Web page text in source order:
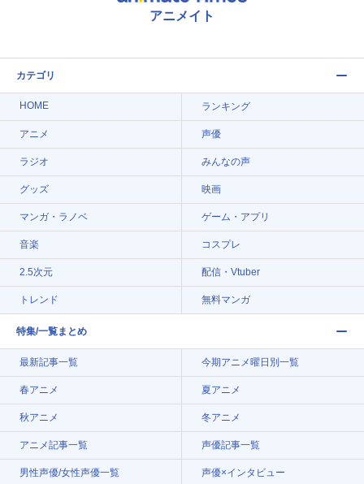
アニメイト
カテゴリ
HOME ランキング
アニメ 声優
ラジオ みんなの声
グッズ 映画
マンガ・ラノベ ゲーム・アプリ
音楽 コスプレ
2.5次元 配信・Vtuber
トレンド 無料マンガ
特集/一覧まとめ
最新記事一覧 今期アニメ曜日別一覧
春アニメ 夏アニメ
秋アニメ 冬アニメ
アニメ記事一覧 声優記事一覧
男性声優/女性声優一覧 声優×インタビュー